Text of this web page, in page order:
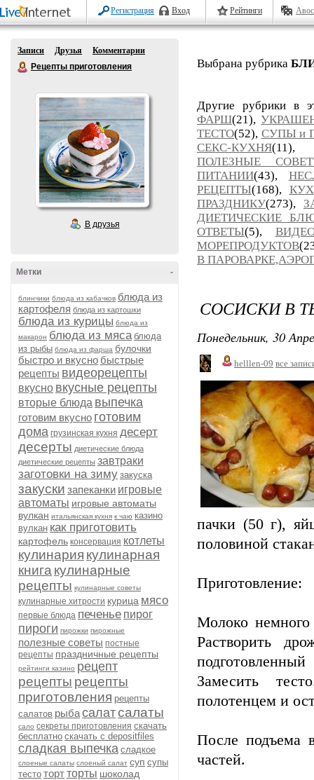
Регистрация Вход Рейтинги
Записи Друзья
Комментарии
Рецепты приготовления
В друзья
-
Метки
блинчики блюда из кабачков блюда из
картофеля блюда из картошки
блюда из курицы блюда из
макарон блюда из мяса блюда
из рыбы блюда из фарша булочки
быстро и вкусно быстрые
рецепты видеорецепты
вкусно вкусные рецепты
вторые блюда выпечка
готовим вкусно готовим
дома грузинская кухня десерт
десерты диетические блюда
диетические рецепты завтраки
заготовки на зиму закуска
закуски запеканки игровые
автоматы игровые автоматы
вулкан итальянская кухня к чаю казино
вулкан как приготовить
картофель консервация котлеты
кулинария кулинарная
книга кулинарные
рецепты кулинарные советы
кулинарные хитрости курица мясо
первые блюда печенье пирог
пироги пирожки пирожные
полезные советы постные
рецепты праздничные рецепты
рейтинги казино рецепт
рецепты рецепты
приготовления рецепты
салатов рыбасалатсалаты
сало секреты приготовления скачать
бесплатно скачать с depositfiles
сладкая выпечка сладкое
слоеные салаты слоеный салат суп супы
тесто тортторты шоколад
Выбрана рубрика
Другие рубрики в
ФАРШ(21),
ТЕСТО(52), СУПЫ и
СЕКС-КУХНЯ(11),
ПОЛЕЗНЫЕ
ПИТАНИИ(43),
РЕЦЕПТЫ(168),
ПРАЗДНИКУ(273),
ДИЕТИЧЕСКИЕ
ОТВЕТЫ(5),
МОРЕПРОДУКТОВ
В
СОСИСКИ В
Понедельник, 30
helllen-09 все
пачки (50 г),
половиной
Приготовление:
Молоко немного
Растворить
Замесить
полотенцем и
После подъема
частей.